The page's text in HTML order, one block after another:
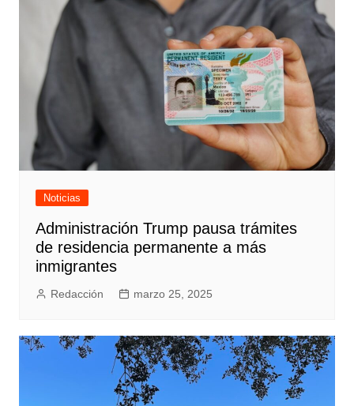
Noticias
Administración Trump pausa trámites
de residencia permanente a más
inmigrantes
Redacción marzo 25, 2025